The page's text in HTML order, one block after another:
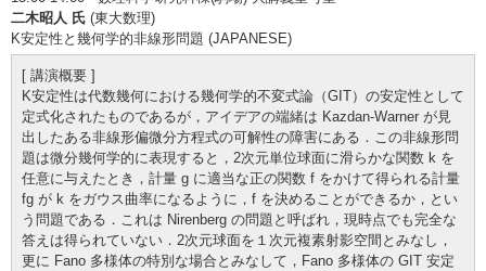
二木昭人 氏 (東大数理)
K安定性と幾何学的非線形問題 (JAPANESE)
[ 講演概要 ]
K安定性は代数幾何における幾何学的不変式論（GIT）の安定性として
定式化されたものであるが，アイデアの端緒は Kazdan-Warner が見
出したある非線形偏微分方程式の可解性の障害にある．この非線形問
題は微分幾何学的に表現すると，2次元単位球面に滑らかな関数 k を
任意に与えたとき，計量 g に適当な正の関数 f をかけて得られる計量
fg が k をガウス曲率になるように，f を決めることができるか，とい
う問題である．これは Nirenberg の問題と呼ばれ，現時点でも完全な
答えは得られていない．2次元球面を１次元複素射影空間とみなし，
更に Fano 多様体の特別な場合とみなして，Fano 多様体の GIT 安定